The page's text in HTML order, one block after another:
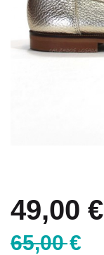
49,00 €
65,00 €